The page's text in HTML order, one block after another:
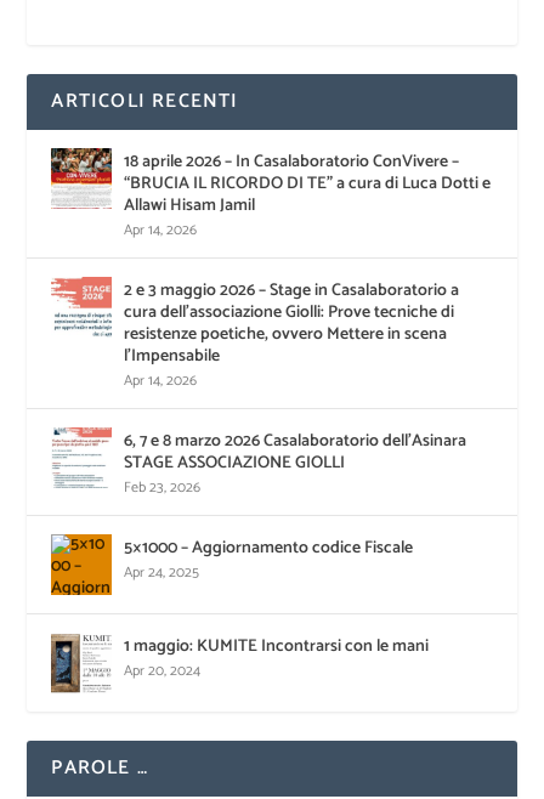
ARTICOLI RECENTI
18 aprile 2026 – In Casalaboratorio ConVivere –
“BRUCIA IL RICORDO DI TE” a cura di Luca Dotti e
Allawi Hisam Jamil
Apr 14, 2026
2 e 3 maggio 2026 – Stage in Casalaboratorio a
cura dell’associazione Giolli: Prove tecniche di
resistenze poetiche, ovvero Mettere in scena
l’Impensabile
Apr 14, 2026
6, 7 e 8 marzo 2026 Casalaboratorio dell’Asinara
STAGE ASSOCIAZIONE GIOLLI
Feb 23, 2026
5×1000 – Aggiornamento codice Fiscale
Apr 24, 2025
1 maggio: KUMITE Incontrarsi con le mani
Apr 20, 2024
PAROLE …